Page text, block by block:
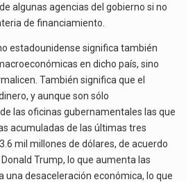
algunas agencias del gobierno si no
de financiamiento.
estadounidense significa también
en dicho país, sino
También significa que el
y aunque son sólo
las oficinas gubernamentales las que
acumuladas de las últimas tres
mil millones de dólares, de acuerdo
Trump, lo que aumenta las
una desaceleración económica, lo que